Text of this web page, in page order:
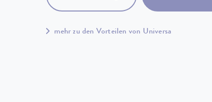
mehr zu den Vorteilen von Universa